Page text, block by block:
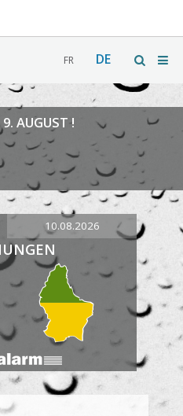
FR DE
AUGUST !
10.08.2026